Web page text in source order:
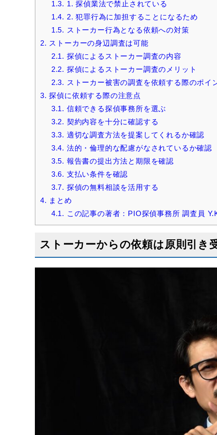
1.3. 1. 探偵業法で禁止されている
1.4. 2. 犯罪行為に加担することになるため
1.5. ストーカー行為となる依頼への対策
2. ストーカーの身辺調査は可能
2.1. 探偵によるストーカー調査の内容
2.2. 探偵によるストーカー調査のメリット
2.3. ストーカー被害の調査を依頼する際のポイ
3. 探偵に依頼する際の注意点
3.1. 信頼できる探偵事務所を選ぶ
3.2. 契約内容を十分に確認する
3.3. 適切な調査方法を提案してくれるか確認
3.4. 法的・倫理的な配慮がなされているか確認
3.5. 報告書の提出方法と期限を確認
3.6. 支払い条件を確認
3.7. 探偵の無料相談を活用する
4. まとめ
4.1. この記事の著者：PIO探偵事務所 調査員
ストーカーからの依頼は原則引き